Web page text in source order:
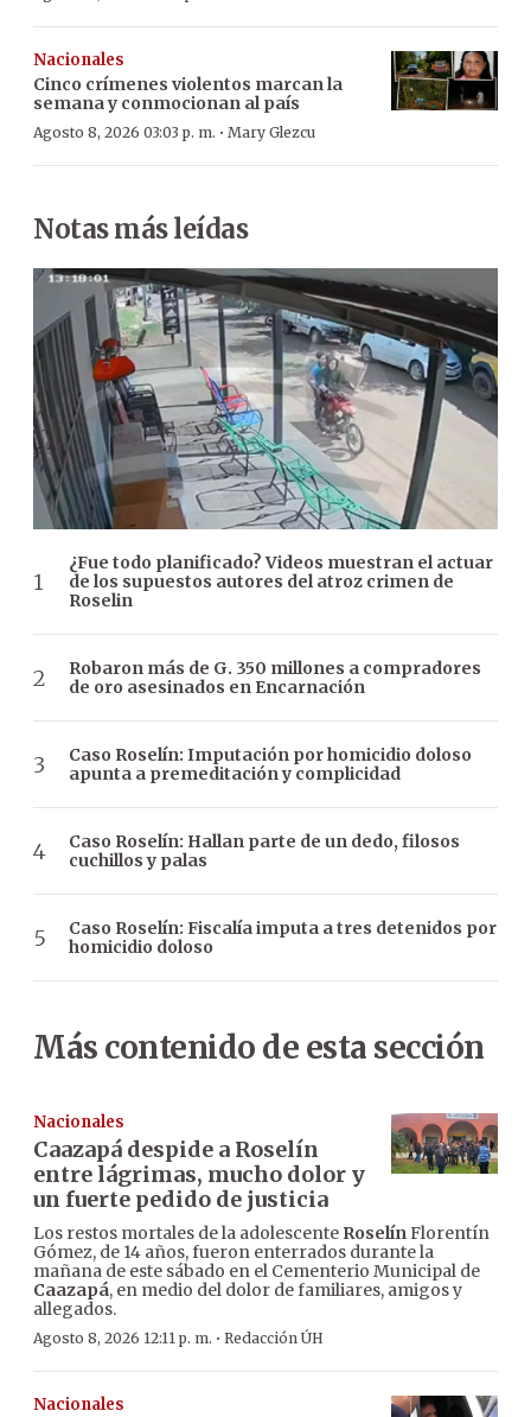
Nacionales
Cinco crímenes violentos marcan la
semana y conmocionan al país
Agosto 8, 2026 03:03 p. m. · Mary Glezcu
Notas más leídas
¿Fue todo planificado? Videos muestran el actuar
de los supuestos autores del atroz crimen de
Roselin
Robaron más de G. 350 millones a compradores
de oro asesinados en Encarnación
Caso Roselín: Imputación por homicidio doloso
apunta a premeditación y complicidad
Caso Roselín: Hallan parte de un dedo, filosos
cuchillos y palas
Caso Roselín: Fiscalía imputa a tres detenidos por
homicidio doloso
Más contenido de esta sección
Nacionales
Caazapá despide a Roselín
entre lágrimas, mucho dolor y
un fuerte pedido de justicia
Los restos mortales de la adolescente RoselínFlorentín
Gómez, de 14 años, fueron enterrados durante la
mañana de este sábado en el Cementerio Municipal de
Caazapá, en medio del dolor de familiares, amigos y
allegados.
Agosto 8, 2026 12:11 p. m. · Redacción ÚH
Nacionales